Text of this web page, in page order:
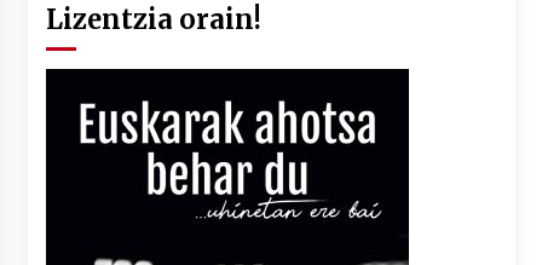
Lizentzia orain!